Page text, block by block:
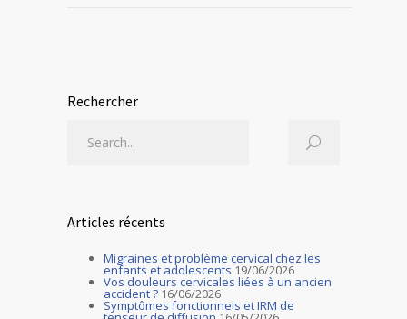
Rechercher
Articles récents
Migraines et problème cervical chez les
enfants et adolescents 19/06/2026
Vos douleurs cervicales liées à un ancien
accident ? 16/06/2026
Symptômes fonctionnels et IRM de